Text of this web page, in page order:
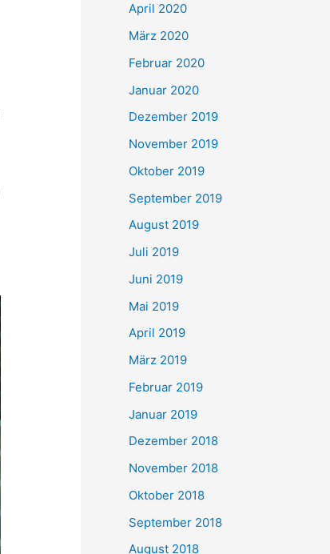
April 2020
März 2020
Februar 2020
Januar 2020
Dezember 2019
November 2019
Oktober 2019
September 2019
August 2019
Juli 2019
Juni 2019
Mai 2019
April 2019
März 2019
Februar 2019
Januar 2019
Dezember 2018
November 2018
Oktober 2018
September 2018
August 2018